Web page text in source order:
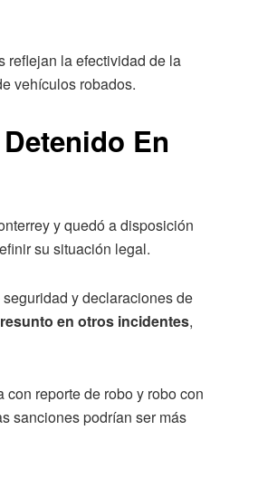
reflejan la efectividad de la
vehículos robados.
En
y quedó a disposición
su situación legal.
y declaraciones de
en otros incidentes,
reporte de robo y robo con
sanciones podrían ser más